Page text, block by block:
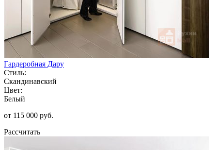
Гардеробная Дару
Стиль:
Скандинавский
Цвет:
Белый
от 115 000 руб.
Рассчитать